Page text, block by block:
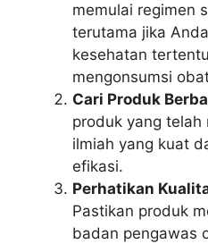
memulai regimen
terutama jika
kesehatan
mengonsumsi
Cari Produk
produk yang telah
ilmiah yang kuat
efikasi.
Perhatikan
Pastikan produk
badan pengawas